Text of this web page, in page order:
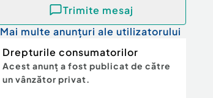
Trimite mesaj
Mai multe anunțuri ale utilizatorului
Drepturile consumatorilor
Acest anunț a fost publicat de către
un vânzător privat.